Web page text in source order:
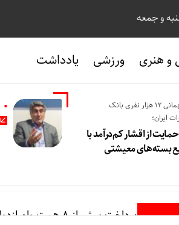
و جمعه
و هنری ورزشی یادداشت
مهمانی ۱۲ هزار نفری بانک
ایران؛
حمایت از اقشار کم‌درآمد با
بسته‌های معیشتی
پرداخت بیش از ۸ همت وام ازدواج به زوج‌های جوان توسط بانک ملی ایران